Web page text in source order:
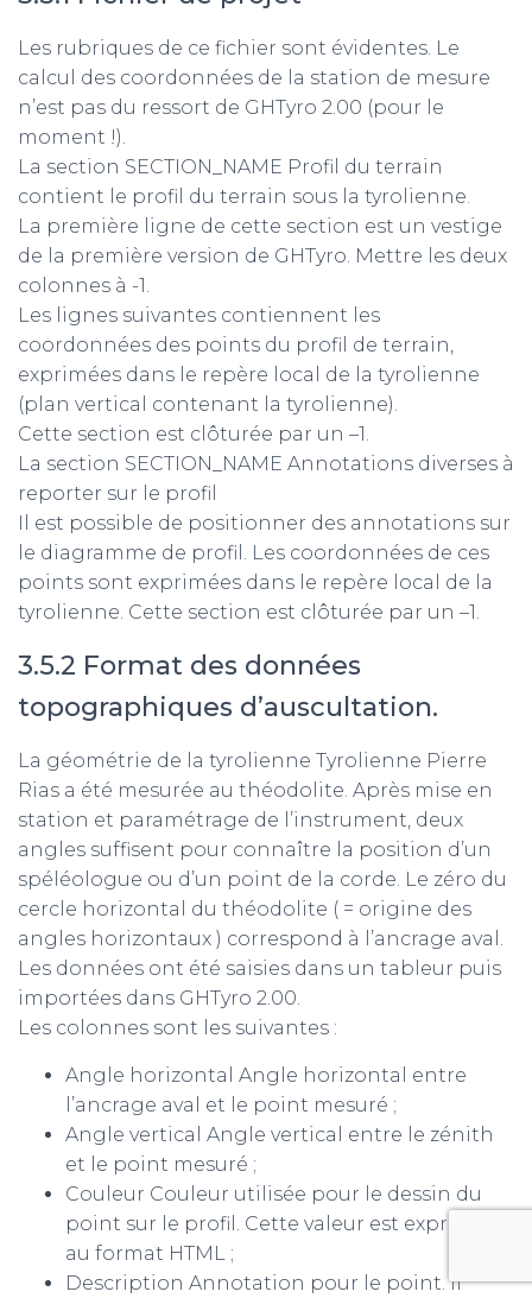
Les rubriques de ce fichier sont évidentes. Le
calcul des coordonnées de la station de mesure
n’est pas du ressort de GHTyro 2.00 (pour le
moment !).
La section SECTION_NAME Profil du terrain
contient le profil du terrain sous la tyrolienne.
La première ligne de cette section est un vestige
de la première version de GHTyro. Mettre les deux
colonnes à -1.
Les lignes suivantes contiennent les
coordonnées des points du profil de terrain,
exprimées dans le repère local de la tyrolienne
(plan vertical contenant la tyrolienne).
Cette section est clôturée par un –1.
La section SECTION_NAME Annotations diverses à
reporter sur le profil
Il est possible de positionner des annotations sur
le diagramme de profil. Les coordonnées de ces
points sont exprimées dans le repère local de la
tyrolienne. Cette section est clôturée par un –1.
3.5.2 Format des données
topographiques d’auscultation.
La géométrie de la tyrolienne Tyrolienne Pierre
Rias a été mesurée au théodolite. Après mise en
station et paramétrage de l’instrument, deux
angles suffisent pour connaître la position d’un
spéléologue ou d’un point de la corde. Le zéro du
cercle horizontal du théodolite ( = origine des
angles horizontaux ) correspond à l’ancrage aval.
Les données ont été saisies dans un tableur puis
importées dans GHTyro 2.00.
Les colonnes sont les suivantes :
Angle horizontal Angle horizontal entre
l’ancrage aval et le point mesuré ;
Angle vertical Angle vertical entre le zénith
et le point mesuré ;
Couleur Couleur utilisée pour le dessin du
point sur le profil. Cette valeur est exprimée
au format HTML ;
Description Annotation pour le point. Il